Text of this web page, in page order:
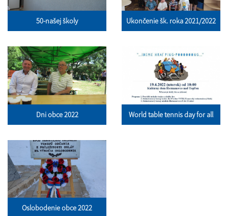
50-našej školy Ukončenie šk. roka 2021/2022
Dni obce 2022 World table tennis day for all
Oslobodenie obce 2022